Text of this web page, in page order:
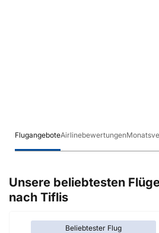
FlugangeboteAirlinebewertungen
Unsere beliebtesten
nach Tiflis
Beliebtester Flug